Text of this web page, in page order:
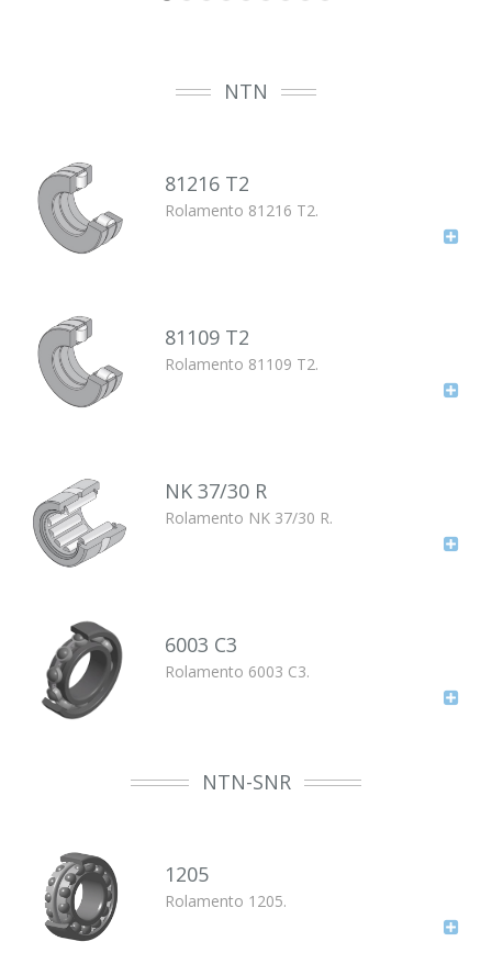
NTN
81216 T2
Rolamento 81216 T2.
81109 T2
Rolamento 81109 T2.
NK 37/30 R
Rolamento NK 37/30 R.
6003 C3
Rolamento 6003 C3.
NTN-SNR
1205
Rolamento 1205.